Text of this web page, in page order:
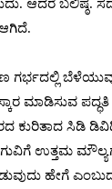
ಆದರೆ ಬಲಿಷ್ಠ.
ಗರ್ಭದಲ್ಲಿ
ಮಾಡಿಸುವ ಪದ್ಧತಿ
ಕುರಿತಾದ ಸಿಡಿ
ಉತ್ತಮ
ಹೇಗೆ